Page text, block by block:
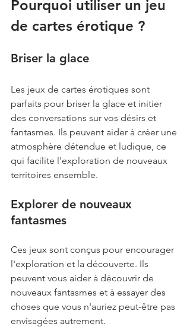
Pourquoi utiliser un jeu
de cartes érotique ?
Briser la glace
Les jeux de cartes érotiques sont
parfaits pour briser la glace et initier
des conversations sur vos désirs et
fantasmes. Ils peuvent aider à créer une
atmosphère détendue et ludique, ce
qui facilite l'exploration de nouveaux
territoires ensemble.
Explorer de nouveaux
fantasmes
Ces jeux sont conçus pour encourager
l'exploration et la découverte. Ils
peuvent vous aider à découvrir de
nouveaux fantasmes et à essayer des
choses que vous n'auriez peut-être pas
envisagées autrement.